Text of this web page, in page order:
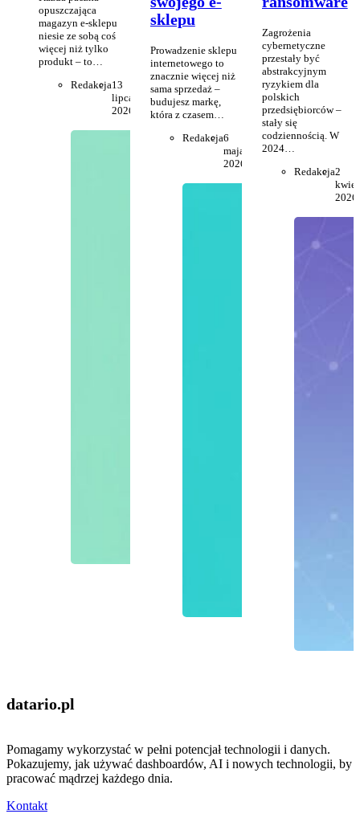
opuszczająca
magazyn e-sklepu
niesie ze sobą coś
więcej niż tylko
produkt – to…
Redakcja13
lipca
2026
sklepu
Prowadzenie sklepu
internetowego to
znacznie więcej niż
sama sprzedaż –
budujesz markę,
która z czasem…
Redakcja6
maja
2026
Zagrożenia
cybernetyczne
przestały być
abstrakcyjnym
ryzykiem dla
polskich
przedsiębiorców –
stały się
codziennością. W
2024…
Redakcja2
2026
datario.pl
Pomagamy wykorzystać w pełni potencjał technologii i danych.
Pokazujemy, jak używać dashboardów, AI i nowych technologii, by
pracować mądrzej każdego dnia.
Kontakt